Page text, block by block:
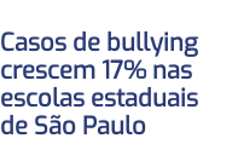
Casos de bullying
crescem 17% nas
escolas estaduais
de São Paulo